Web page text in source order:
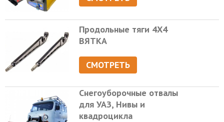
Продольные тяги 4Х4
ВЯТКА
СМОТРЕТЬ
Снегоуборочные отвалы
для УАЗ, Нивы и
квадроцикла